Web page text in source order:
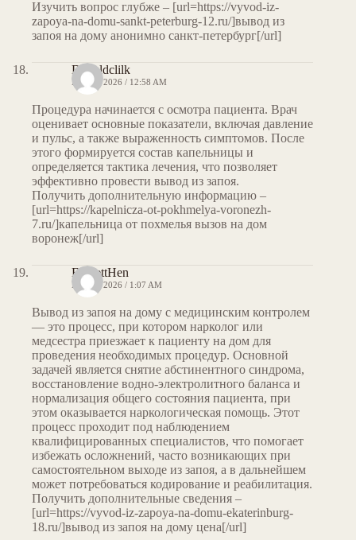
Изучить вопрос глубже – [url=https://vyvod-iz-
zapoya-na-domu-sankt-peterburg-12.ru/]вывод из
запоя на дому анонимно санкт-петербург[/url]
Donaldclilk
MAY 7, 2026 / 12:58 AM
Процедура начинается с осмотра пациента. Врач
оценивает основные показатели, включая давление
и пульс, а также выраженность симптомов. После
этого формируется состав капельницы и
определяется тактика лечения, что позволяет
эффективно провести вывод из запоя.
Получить дополнительную информацию –
[url=https://kapelnicza-ot-pokhmelya-voronezh-
7.ru/]капельница от похмелья вызов на дом
воронеж[/url]
EverettHen
MAY 7, 2026 / 1:07 AM
Вывод из запоя на дому с медицинским контролем
— это процесс, при котором нарколог или
медсестра приезжает к пациенту на дом для
проведения необходимых процедур. Основной
задачей является снятие абстинентного синдрома,
восстановление водно-электролитного баланса и
нормализация общего состояния пациента, при
этом оказывается наркологическая помощь. Этот
процесс проходит под наблюдением
квалифицированных специалистов, что помогает
избежать осложнений, часто возникающих при
самостоятельном выходе из запоя, а в дальнейшем
может потребоваться кодирование и реабилитация.
Получить дополнительные сведения –
[url=https://vyvod-iz-zapoya-na-domu-ekaterinburg-
18.ru/]вывод из запоя на дому цена[/url]